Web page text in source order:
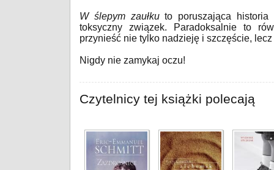
W ślepym zaułkuto poruszająca historia
toksyczny związek. Paradoksalnie to
przynieść nie tylko nadzieję i szczęście, lecz
Nigdy nie zamykaj oczu!
Czytelnicy tej książki polecają